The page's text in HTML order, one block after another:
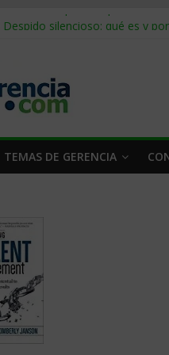
Stablecoins para empresas:
Trabajo forzoso en la cadena
Mercado hispano de EE. UU.:
TEMAS DE GERENCIA